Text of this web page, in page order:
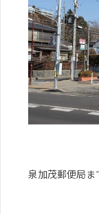
泉加茂郵便局